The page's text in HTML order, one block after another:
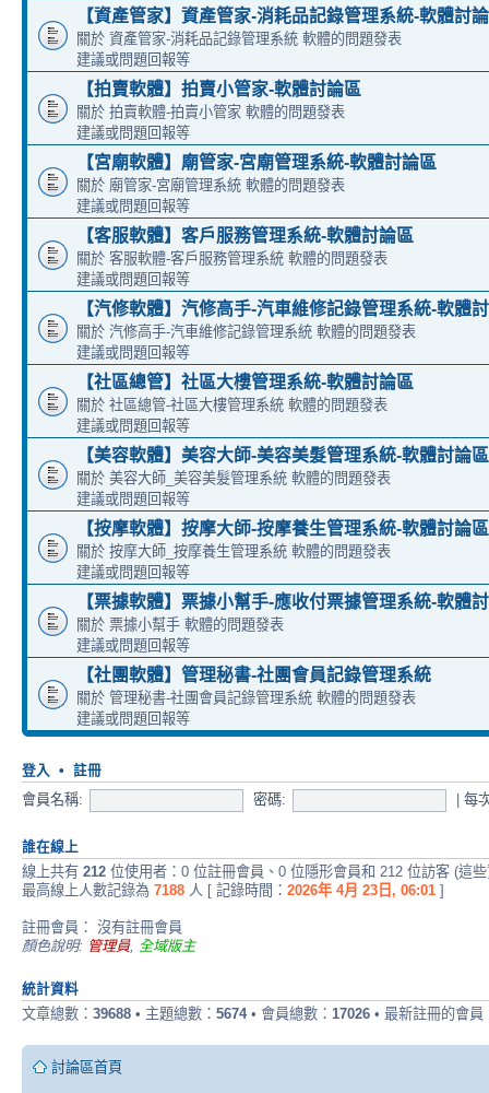
【資產管家】資產管家-消耗品記錄管理系統-軟體討
關於 資產管家-消耗品記錄管理系統 軟體的問題發表
建議或問題回報等
【拍賣軟體】拍賣小管家-軟體討論區
關於 拍賣軟體-拍賣小管家 軟體的問題發表
建議或問題回報等
【宮廟軟體】廟管家-宮廟管理系統-軟體討論區
關於 廟管家-宮廟管理系統 軟體的問題發表
建議或問題回報等
【客服軟體】客戶服務管理系統-軟體討論區
關於 客服軟體-客戶服務管理系統 軟體的問題發表
建議或問題回報等
【汽修軟體】汽修高手-汽車維修記錄管理系統-軟體
關於 汽修高手-汽車維修記錄管理系統 軟體的問題發表
建議或問題回報等
【社區總管】社區大樓管理系統-軟體討論區
關於 社區總管-社區大樓管理系統 軟體的問題發表
建議或問題回報等
【美容軟體】美容大師-美容美髮管理系統-軟體討論區
關於 美容大師_美容美髮管理系統 軟體的問題發表
建議或問題回報等
【按摩軟體】按摩大師-按摩養生管理系統-軟體討論區
關於 按摩大師_按摩養生管理系統 軟體的問題發表
建議或問題回報等
【票據軟體】票據小幫手-應收付票據管理系統-軟體
關於 票據小幫手 軟體的問題發表
建議或問題回報等
【社團軟體】管理秘書-社團會員記錄管理系統
關於 管理秘書-社團會員記錄管理系統 軟體的問題發表
建議或問題回報等
登入 • 註冊
會員名稱: 密碼: 每
誰在線上
線上共有 212 位使用者：0 位註冊會員、0 位隱形會員和 212 位訪客 (這
最高線上人數記錄為 7188 人 [ 記錄時間： 2026年 4月 23日, 06:01 ]
註冊會員： 沒有註冊會員
顏色說明: 管理員, 全域版主
統計資料
文章總數： 39688 • 主題總數： 5674• 會員總數： 17026 • 最新註冊的會員
討論區首頁